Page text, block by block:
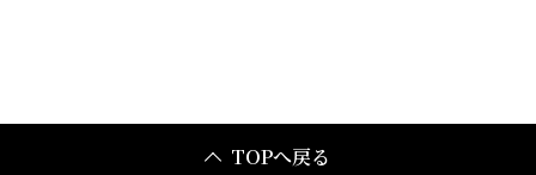
サービス OneHarmony
TOPへ戻る